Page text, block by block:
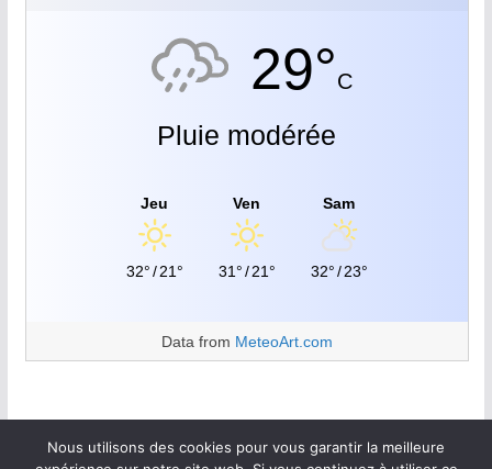
29°C
Pluie modérée
Jeu
32°/21°
Ven
31°/21°
Sam
32°/23°
Data from MeteoArt.com
Nous utilisons des cookies pour vous garantir la meilleure